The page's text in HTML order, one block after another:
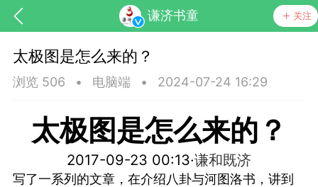
谦济书童 关注
太极图是怎么来的？
浏览 506 • 电脑端 • 2024-07-24 16:29
太极图是怎么来的？
2017-09-23 00:13·谦和既济
写了一系列的文章，在介绍八卦与河图洛书，讲到